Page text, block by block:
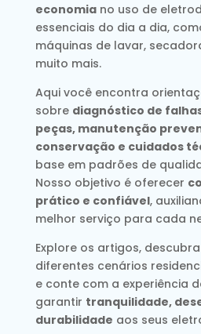
economiano uso de
essenciais do dia a dia,
máquinas de lavar,
muito mais.
Aqui você encontra
sobre diagnóstico de
peças, manutenção
conservação e cuidados
base em padrões de
Nosso objetivo é oferecer
prático e confiável,
melhor serviço para cada
Explore os artigos,
diferentes cenários
e conte com a experiência
garantir tranquilidade,
durabilidade aos seus